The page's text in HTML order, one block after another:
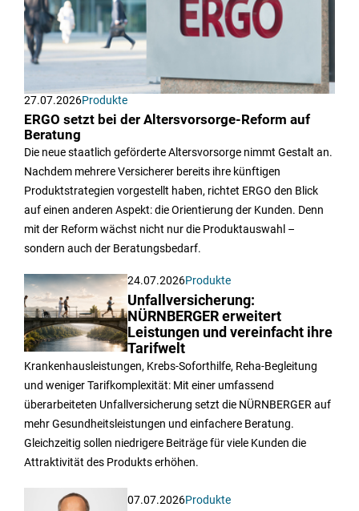
27.07.2026Produkte
ERGO setzt bei der Altersvorsorge-Reform auf
Beratung
Die neue staatlich geförderte Altersvorsorge nimmt Gestalt an.
Nachdem mehrere Versicherer bereits ihre künftigen
Produktstrategien vorgestellt haben, richtet ERGO den Blick
auf einen anderen Aspekt: die Orientierung der Kunden. Denn
mit der Reform wächst nicht nur die Produktauswahl –
sondern auch der Beratungsbedarf.
24.07.2026Produkte
Unfallversicherung:
NÜRNBERGER erweitert
Leistungen und vereinfacht ihre
Tarifwelt
Krankenhausleistungen, Krebs-Soforthilfe, Reha-Begleitung
und weniger Tarifkomplexität: Mit einer umfassend
überarbeiteten Unfallversicherung setzt die NÜRNBERGER auf
mehr Gesundheitsleistungen und einfachere Beratung.
Gleichzeitig sollen niedrigere Beiträge für viele Kunden die
Attraktivität des Produkts erhöhen.
07.07.2026Produkte